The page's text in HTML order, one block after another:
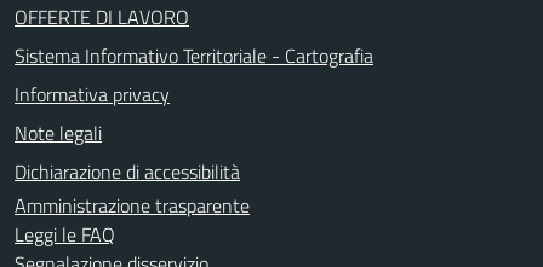
OFFERTE DI LAVORO
Sistema Informativo Territoriale - Cartografia
Informativa privacy
Note legali
Dichiarazione di accessibilità
Amministrazione trasparente
Leggi le FAQ